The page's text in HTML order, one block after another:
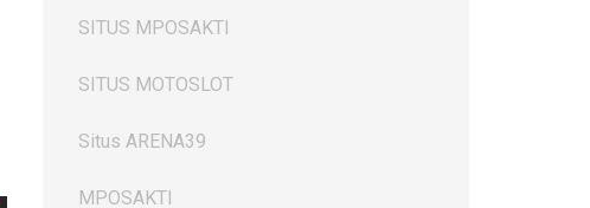
SITUS MPOSAKTI
SITUS MOTOSLOT
Situs ARENA39
MPOSAKTI